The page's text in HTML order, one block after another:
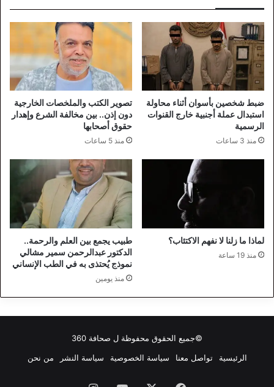
ضبط شخصين بأسوان أثناء محاولة
استبدال عملة أجنبية خارج القنوات
الرسمية
منذ 3 ساعات
تصوير الكتب والملخصات الخارجية
دون إذن.. بين مخالفة الشرع وإهدار
حقوق أصحابها
منذ 5 ساعات
لماذا ما زلنا لا نفهم الاكتئاب؟
منذ 19 ساعة
طبيب يجمع بين العلم والرحمة..
الدكتور عبدالرحمن سمير مشالي
نموذج يُحتذى به في الطب الإنساني
منذ يومين
©جميع الحقوق محفوظة ل صحافة 360
الرئيسية
تواصل معنا سياسة الخصوصية سياسة النشر من نحن